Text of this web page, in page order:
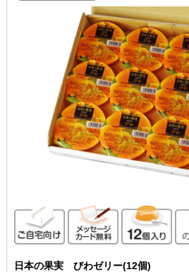
ご自宅向けメッセージカ
12
日本の果実 びわゼリー(12個)